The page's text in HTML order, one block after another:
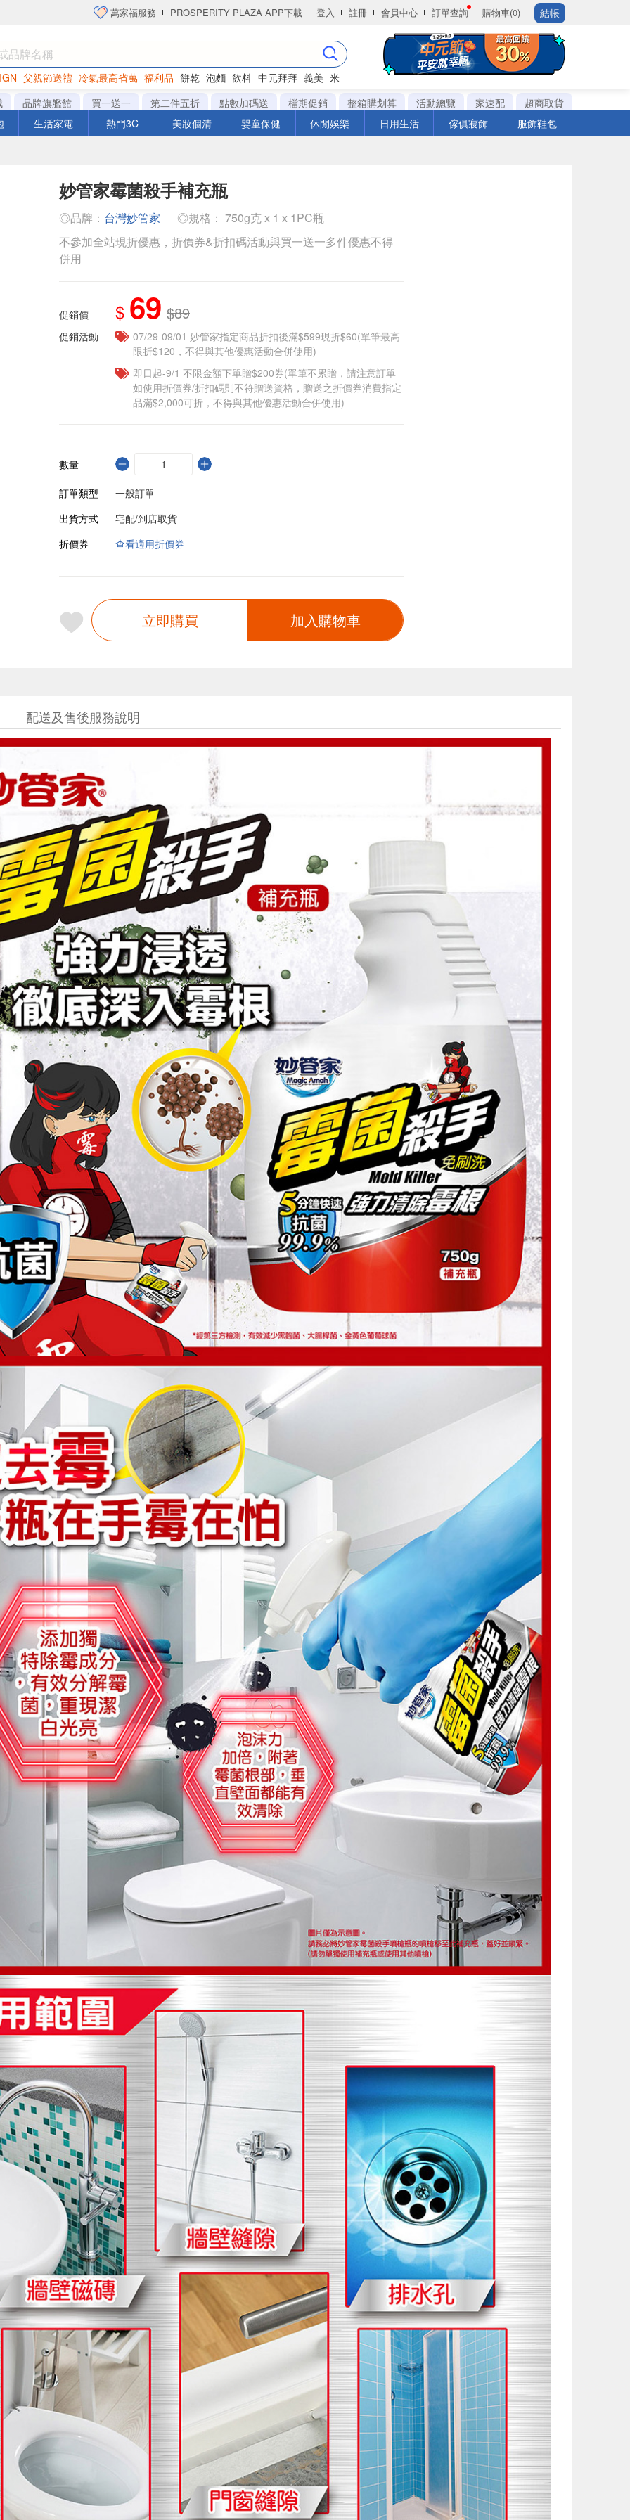
萬家福服務 PROSPERITY PLAZA APP下載 登入 註冊 會員中心 訂單查詢 購物車(0) 結帳
父親節送禮 冷氣最高省萬 福利品 餅乾 泡麵 飲料 中元拜拜 義美 米
洋芋片
品牌旗艦館 買一送一 第二件五折 點數加碼送 檔期促銷 整箱購划算 活動總覽 家速配
超商取貨
生活家電 熱門3C 美妝個清 嬰童保健 休閒娛樂 日用生活 傢俱寢飾 服飾鞋包
妙管家霉菌殺手補充瓶
◎品牌： 台灣妙管家
◎規格： 750g克 x 1 x 1PC瓶
不參加全站現折優惠，折價券&折扣碼活動與買一送一多件優惠不得
併用
促銷價 $ 69 $89
促銷活動
07/29-09/01 妙管家指定商品折扣後滿$599現折$60(單筆最高
限折$120，不得與其他優惠活動合併使用)
即日起-9/1 不限金額下單贈$200券(單筆不累贈，請注意訂單
如使用折價券/折扣碼則不符贈送資格，贈送之折價券消費指定
品滿$2,000可折，不得與其他優惠活動合併使用)
數量
訂單類型
一般訂單
出貨方式
宅配/到店取貨
折價券
查看適用折價券
立即購買 加入購物車
配送及售後服務說明